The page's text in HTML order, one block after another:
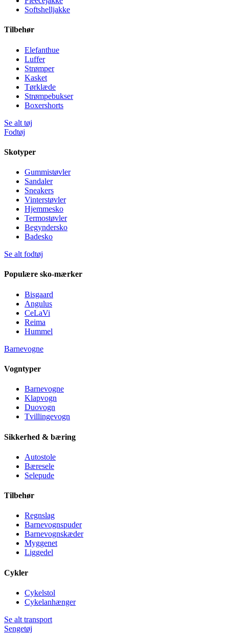
Softshelljakke
Tilbehør
Elefanthue
Luffer
Strømper
Kasket
Tørklæde
Strømpebukser
Boxershorts
Se alt tøj
Fodtøj
Skotyper
Gummistøvler
Sandaler
Sneakers
Vinterstøvler
Hjemmesko
Termostøvler
Begyndersko
Badesko
Se alt fodtøj
Populære sko-mærker
Bisgaard
Angulus
CeLaVi
Reima
Hummel
Barnevogne
Vogntyper
Barnevogne
Klapvogn
Duovogn
Tvillingevogn
Sikkerhed & bæring
Autostole
Bæresele
Selepude
Tilbehør
Regnslag
Barnevognspuder
Barnevognskæder
Myggenet
Liggedel
Cykler
Cykelstol
Cykelanhænger
Se alt transport
Sengetøj